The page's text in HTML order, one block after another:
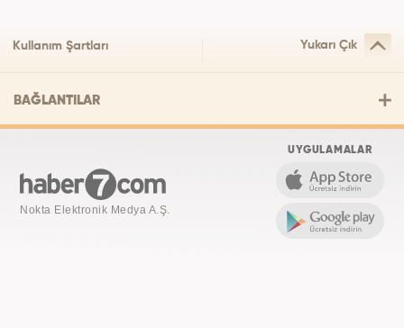
Kullanım Şartları Yukarı Çık
BAĞLANTILAR
Nokta Elektronik Medya A.Ş.
UYGULAMALAR